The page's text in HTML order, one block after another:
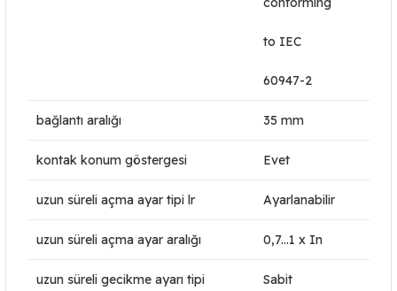
to IEC
60947-2
bağlantı aralığı 35 mm
kontak konum göstergesi Evet
uzun süreli açma ayar tipi lr Ayarlanabilir
uzun süreli açma ayar aralığı 0,7...1 x In
uzun süreli gecikme ayarı tipi Sabit